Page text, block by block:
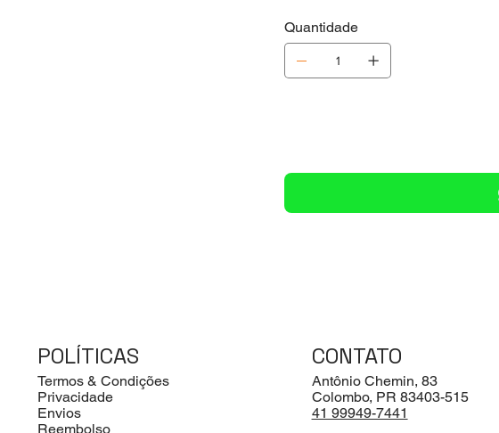
Quantidade
POLÍTICAS
Termos & Condições
Privacidade
Envios
Reembolso
CONTATO
Antônio Chemin, 83
Colombo, PR 83403-515
41 99949-7441